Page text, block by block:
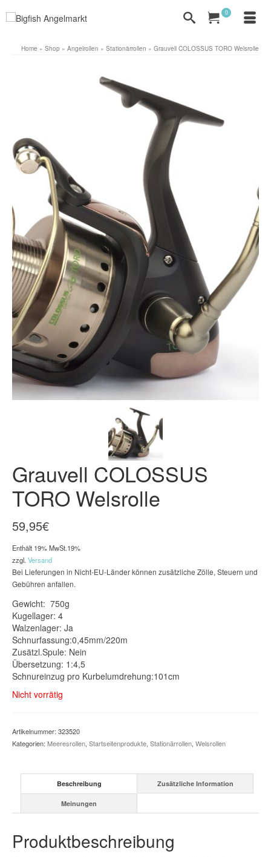
0
Home » Shop » Angelrollen » Stationärrollen » Grauvell COLOSSUS TORO Welsrolle
Grauvell COLOSSUS
TORO Welsrolle
59,95€
Enthält 19% MwSt.19%
zzgl. Versand
Bei Lieferungen in Nicht-EU-Länder können zusätzliche Zölle, Steuern und
Gebühren anfallen.
Gewicht: 750g
Kugellager: 4
Walzenlager: Ja
Schnurfassung:0,45mm/220m
Zusätzl.Spule: Nein
Übersetzung: 1:4,5
Schnureinzug pro Kurbelumdrehung:101cm
Nicht vorrätig
Artikelnummer: 323520
Kategorien: Meeresrollen, Startseitenprodukte, Stationärrollen, Welsrollen
Beschreibung Zusätzliche Information
Meinungen
Produktbeschreibung